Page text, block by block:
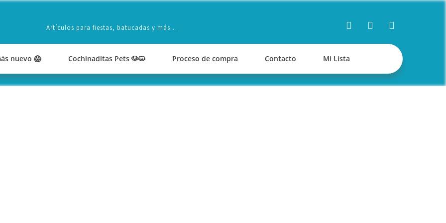
Artículos para fiestas, batucadas y más…
nuevo 😱 Cochinaditas Pets 🐶🐱 Proceso de compra Contacto Mi Lista